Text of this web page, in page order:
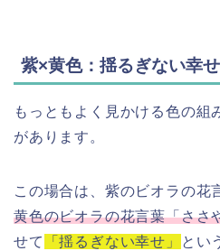
紫×黄色：揺るぎない幸せ
もっともよく見かける色の組
があります。
この場合は、紫のビオラの花
黄色のビオラの花言葉「ささ
せて
「揺るぎない幸せ」
とい